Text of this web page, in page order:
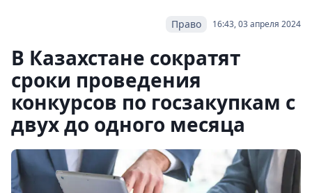
16:43, 03 апреля 2024
Право
В Казахстане сократят
сроки проведения
конкурсов по госзакупкам с
двух до одного месяца